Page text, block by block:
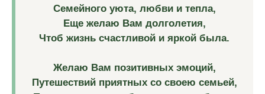
Семейного уюта, любви и тепла,
Еще желаю Вам долголетия,
Чтоб жизнь счастливой и яркой была.
Желаю Вам позитивных эмоций,
Путешествий приятных со своею семьей,